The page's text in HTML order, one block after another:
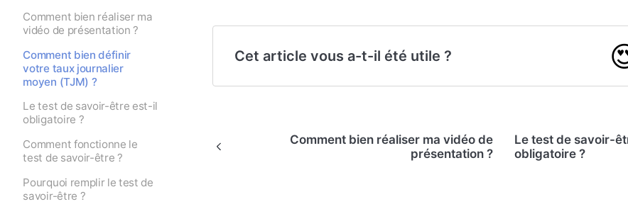
Comment bien réaliser ma
vidéo de présentation ?
Comment bien définir
votre taux journalier
moyen (TJM) ?
Le test de savoir-être est-il
obligatoire ?
Comment fonctionne le
test de savoir-être ?
Pourquoi remplir le test de
savoir-être ?
Cet article vous a-t-il été utile ?
Comment bien réaliser ma vidéo de
présentation ?
Le test de savoir-
obligatoire ?